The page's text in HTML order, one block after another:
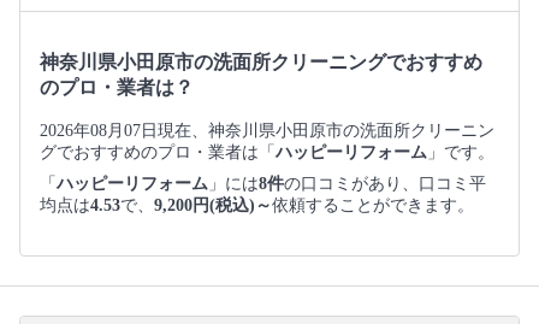
神奈川県小田原市の洗面所クリーニングでおすすめ
のプロ・業者は？
2026年08月07日現在、神奈川県小田原市の洗面所クリーニン
グでおすすめのプロ・業者は「ハッピーリフォーム 」です。
「ハッピーリフォーム 」には8件の口コミがあり、口コミ平
均点は4.53で、 9,200円(税込)～依頼することができます。